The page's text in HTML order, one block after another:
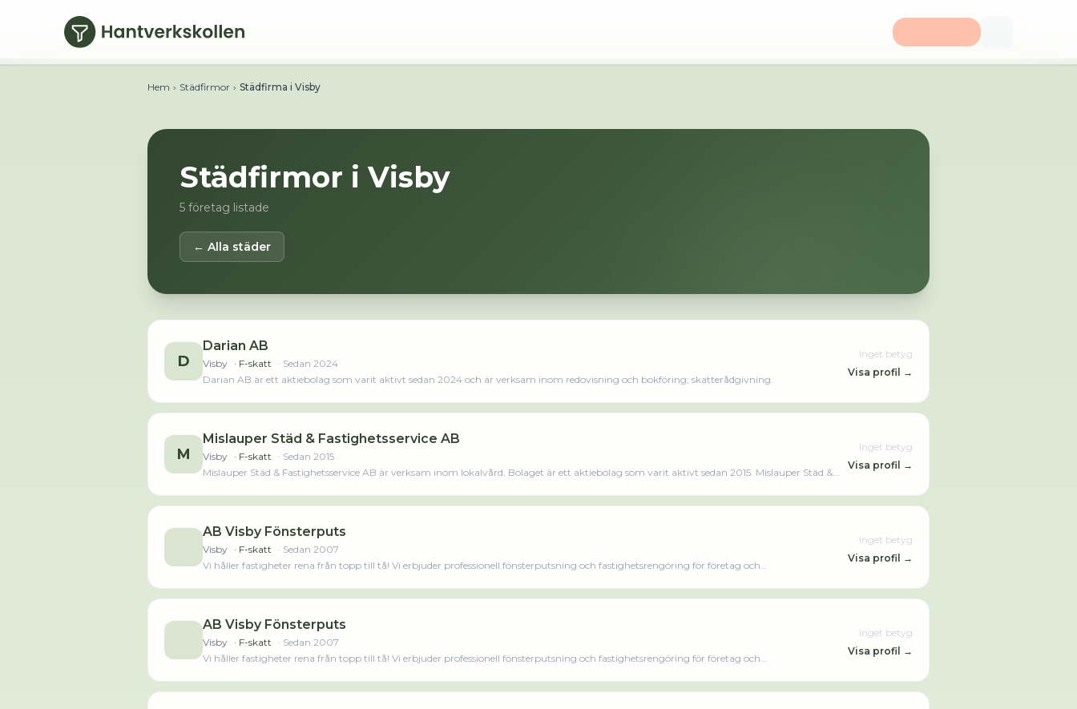
Hoppa till huvudinnehåll
Hem › Städfirmor › Städfirma i Visby
Städfirmor iVisby
5 företag listade
← Alla städer
D
Darian AB
Visby · F-skatt · Sedan 2024
Darian AB är ett aktiebolag som varit aktivt sedan 2024 och är verksam inom redovisning och bokföring; skatterådgivning.
Inget betyg
Visa profil →
M
Mislauper Städ & Fastighetsservice AB
Visby · F-skatt · Sedan 2015
Mislauper Städ & Fastighetsservice AB är verksam inom lokalvård. Bolaget är ett aktiebolag som varit aktivt sedan 2015. Mislauper Städ &
Inget betyg
Visa profil →
AB Visby Fönsterputs
Visby · F-skatt · Sedan 2007
Vi håller fastigheter rena från topp till tå! Vi erbjuder professionell fönsterputsning och fastighetsrengöring för företag och
Sverige. Företaget har investerat i en specialutrustad bil för att kunna utföra dessa tjänster på ett professionellt sätt.Läs mer på
Inget betyg
Visa profil →
AB Visby Fönsterputs
Visby · F-skatt · Sedan 2007
Vi håller fastigheter rena från topp till tå! Vi erbjuder professionell fönsterputsning och fastighetsrengöring för företag och
Sverige. Företaget har investerat i en specialutrustad bil för att kunna utföra dessa tjänster på ett professionellt sätt.Läs mer på
Inget betyg
Visa profil →